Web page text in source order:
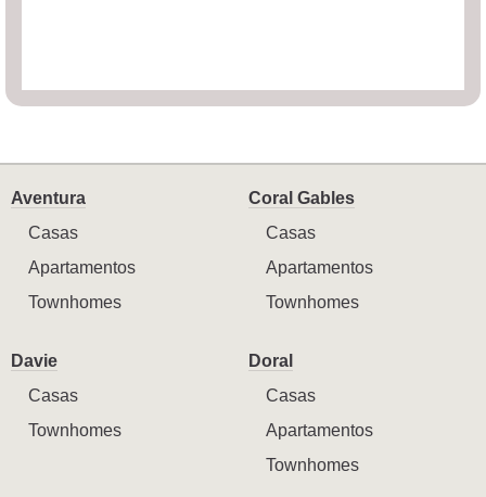
Aventura
Casas
Apartamentos
Townhomes
Coral Gables
Casas
Apartamentos
Townhomes
Davie
Casas
Townhomes
Doral
Casas
Apartamentos
Townhomes